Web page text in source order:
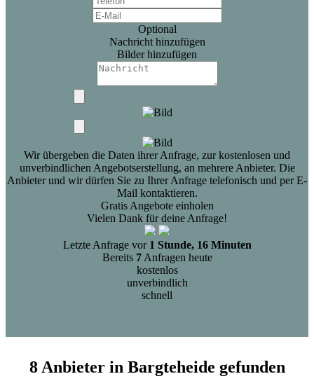
Optional
Nachricht hinzufügen
Bilder hinzufügen
Wir übergeben die Daten ihrer Anfrage, zur kostenlosen und
unverbindlichen Angebotserstellung, an mehrere Anbieter. Die
Anbieter und wir dürfen Sie zu Ihrer Anfrage telefonisch und per E-
Mail kontaktieren.
Gratis Angebote einholen
Vielen Dank für deine Anfrage!
Letzte Anfrage vor 1 Stunde, 16 Minuten
Bereits 7Anfragen heute
kostenlos
unverbindlich
schnell
8 Anbieter in Bargteheide gefunden